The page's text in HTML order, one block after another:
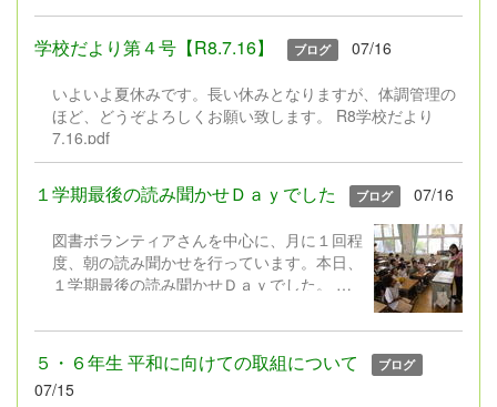
題を見直し、新たに「1人1挑戦」を実施い
たします。近年、子どもたちの興味や関心は
ますます多様化しています。また、これから
動しながら学び続ける力が求められていま
す。 そこで本校では、工作や理科の研究に
限定するのではなく、子どもたち一人一人が
「やってみたい」「もっと知りたい」「でき
るようになりたい」と思うことに挑戦する機
もちろん、これまでの「工作」や「自由研
究」も大歓迎です。「子どもたちの興味・関
心に合わせて、取組内容の幅を広げ、長い休
16:30）には、取り組んだ「１人１挑戦」を
紹介する作品展を実施します。保護者の皆
学校だより第４号【R8.7.16】 ブログ 07/16
いよいよ夏休みです。長い休みとなりますが、体調管理の
ほど、どうぞよろしくお願い致します。 R8学校だより
7.16.pdf
１学期最後の読み聞かせＤａｙでした ブログ 07/16
図書ボランティアさんを中心に、月に１回程
度、朝の読み聞かせを行っています。本日、
１学期最後の読み聞かせＤａｙでした。
紙芝居を工夫を凝らして読み聞かせしてくだ
さいます。子どもたちは、もうくぎ付け！
そして、図書委員会の児童や学校職員
も、図書ボランティアさんと一緒に読み聞か
５・６年生 平和に向けての取組について ブログ
07/15